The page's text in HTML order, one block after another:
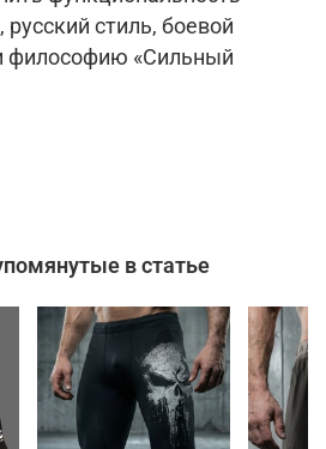
стиль, боевой
философию «Сильный
в статье